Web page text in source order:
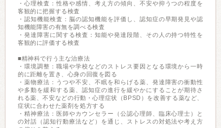
・心理検査：性格や感情、考え方の傾向、不安や抑うつの程度を
客観的に把握する検査
・認知機能検査：脳の認知機能を評価し、認知症の早期発見や認
知機能障害の有無を調べる検査
・発達障害に関する検査：知能や発達段階、その人の持つ特性を
客観的に評価する検査
■精神科で行う主な治療法
・環境調整：職場や学校などのストレス要因となる環境から一時
的に距離を置き、心身の回復を図る
・薬物療法：うつや不安、不眠を和らげる薬、発達障害の衝動性
や多動を緩和する薬、認知症の進行を緩やかにすることが期待さ
れる薬、不安などの行動・心理症状（BPSD）を改善する薬など、
症状に合わせた薬剤を処方する
・精神療法：医師やカウンセラー（公認心理師、臨床心理士）と
の対話（認知行動療法など）を通じ、ストレスの対処法や考え方